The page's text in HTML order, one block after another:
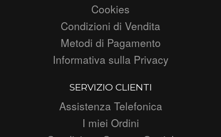
Cookies
Condizioni di Vendita
Metodi di Pagamento
Informativa sulla Privacy
SERVIZIO CLIENTI
Assistenza Telefonica
I miei Ordini